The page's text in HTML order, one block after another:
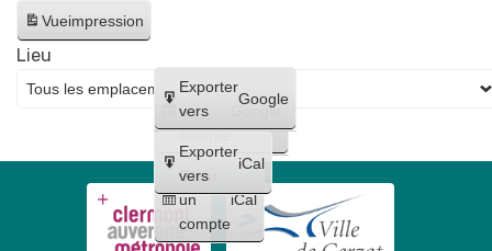
Vueimpression
Créer
un
compte
Google
Créer
un
compte
iCal
Exporter
vers
Google
Exporter
vers
iCal
Lieu